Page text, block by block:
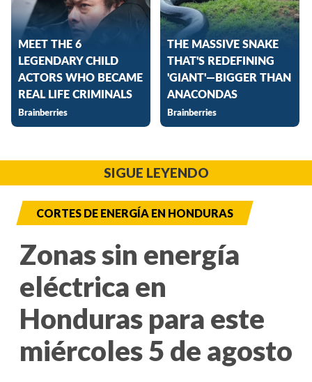
SIGUE LEYENDO
CORTES DE ENERGÍA EN HONDURAS
Zonas sin energía
eléctrica en
Honduras para este
miércoles 5 de agosto